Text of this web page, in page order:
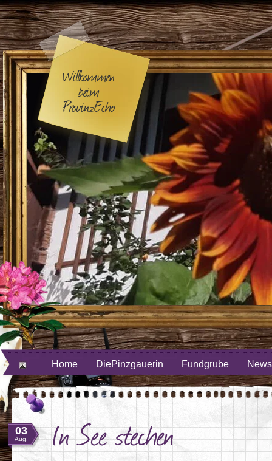
Willkommen
beim
ProvinzEcho
Home DiePinzgauerin Fundgrube
Twitter
03
Aug. In See stechen